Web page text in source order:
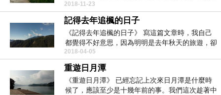
次只參觀...
2018-11-23
記得去年追楓的日子
《記得去年追楓的日子》 寫這篇文章時，我自己
都覺得不好意思，因為明明是去年秋天的旅遊，卻
拖到...
2018-04-05
重遊日月潭
《重遊日月潭》 已經忘記上次來日月潭是什麼時
候了，應該至少是十幾年前的事。我們這次趁著中